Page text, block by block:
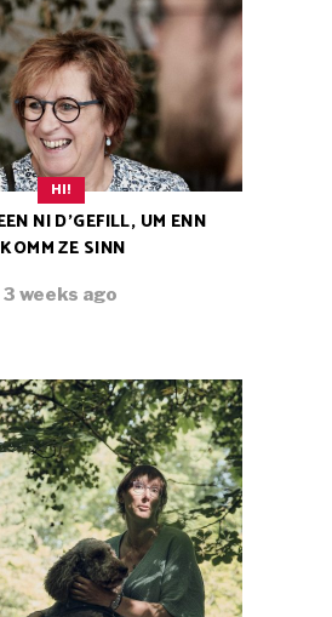
HI!
NI D’GEFILL, UM ENN
ZE SINN
3 weeks ago